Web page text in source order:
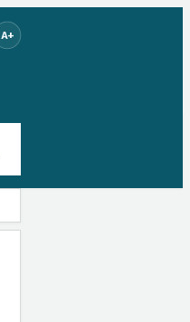
A+